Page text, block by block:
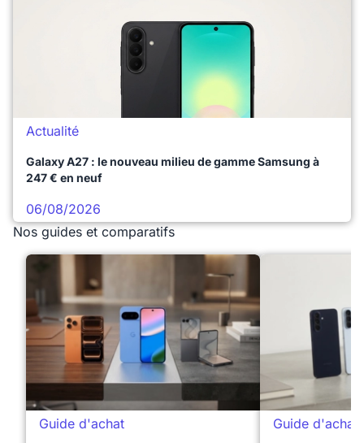
Actualité
Galaxy A27 : le nouveau milieu de gamme Samsung à
247 € en neuf
06/08/2026
Nos guides et comparatifs
Guide d'achat Guide d'achat